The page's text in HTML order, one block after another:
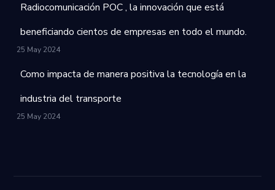
Radiocomunicación POC , la innovación que está
beneficiando cientos de empresas en todo el mundo.
25 May 2024
Como impacta de manera positiva la tecnología en la
industria del transporte
25 May 2024